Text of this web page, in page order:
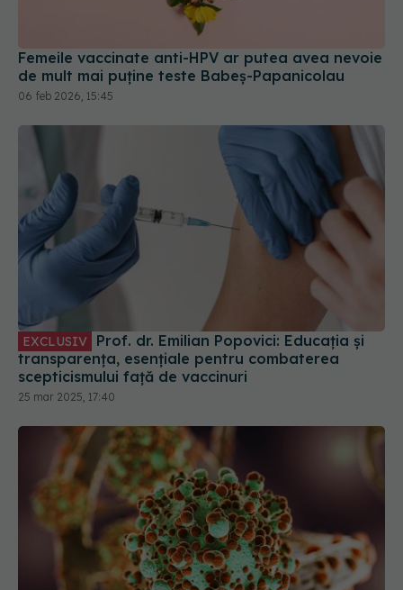
de mult mai puține teste Babeș-Papanicolau
transparența, esențiale pentru combaterea
scepticismului față de vaccinuri
25 mar 2025, 17:40